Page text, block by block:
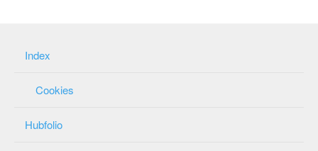
Index
Cookies
Hubfolio